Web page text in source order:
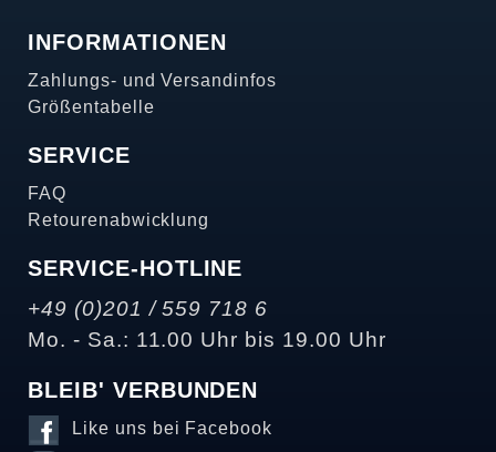
INFORMATIONEN
Zahlungs- und Versandinfos
Größentabelle
SERVICE
FAQ
Retourenabwicklung
SERVICE-HOTLINE
+49 (0)201 / 559 718 6
Mo. - Sa.: 11.00 Uhr bis 19.00 Uhr
BLEIB' VERBUNDEN
Like uns bei Facebook